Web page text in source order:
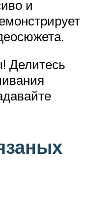
и
Делитесь